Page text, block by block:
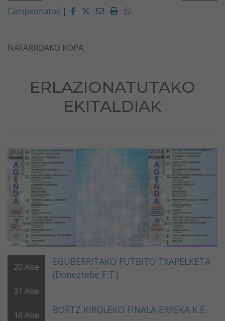
Campeonatos | Facebook
Twitter
EmailImprimirWhatsapp
NAFARROAKO KOPA
ERLAZIONATUTAKO
EKITALDIAK
20 Abe
31 Abe
EGUBERRITAKO FUTBITO TXAPELKETA
(Doneztebe F.T.)
16 Abe BORTZ KIROLEKO FINALA ERREKA K.E.